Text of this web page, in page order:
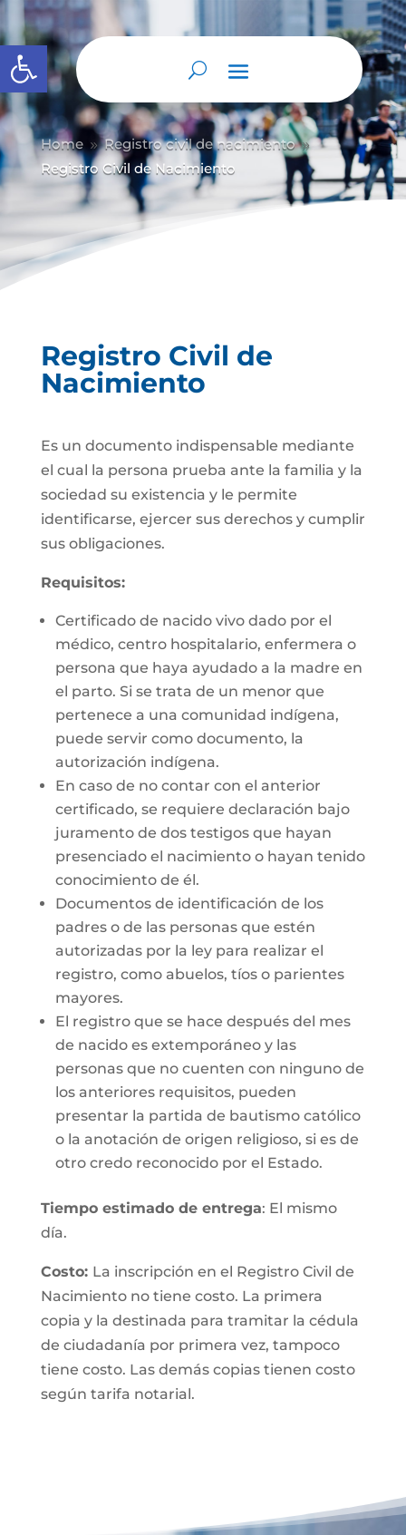
Abrir barra de herramientas
Home 9 Registro civil de nacimiento 9
Registro Civil de Nacimiento
Registro Civil de
Nacimiento
Es un documento indispensable mediante
el cual la persona prueba ante la familia y la
sociedad su existencia y le permite
identificarse, ejercer sus derechos y cumplir
sus obligaciones.
Requisitos:
Certificado de nacido vivo dado por el
médico, centro hospitalario, enfermera o
persona que haya ayudado a la madre en
el parto. Si se trata de un menor que
pertenece a una comunidad indígena,
puede servir como documento, la
autorización indígena.
En caso de no contar con el anterior
certificado, se requiere declaración bajo
juramento de dos testigos que hayan
presenciado el nacimiento o hayan tenido
conocimiento de él.
Documentos de identificación de los
padres o de las personas que estén
autorizadas por la ley para realizar el
registro, como abuelos, tíos o parientes
mayores.
El registro que se hace después del mes
de nacido es extemporáneo y las
personas que no cuenten con ninguno de
los anteriores requisitos, pueden
presentar la partida de bautismo católico
o la anotación de origen religioso, si es de
otro credo reconocido por el Estado.
Tiempo estimado de entrega: El mismo
día.
Costo: La inscripción en el Registro Civil de
Nacimiento no tiene costo. La primera
copia y la destinada para tramitar la cédula
de ciudadanía por primera vez, tampoco
tiene costo. Las demás copias tienen costo
según tarifa notarial.